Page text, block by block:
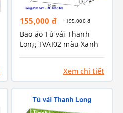
155,000 đ 195,000 đ
Bao áo Tủ vải Thanh
Long TVAI02 màu Xanh
Xem chi tiết